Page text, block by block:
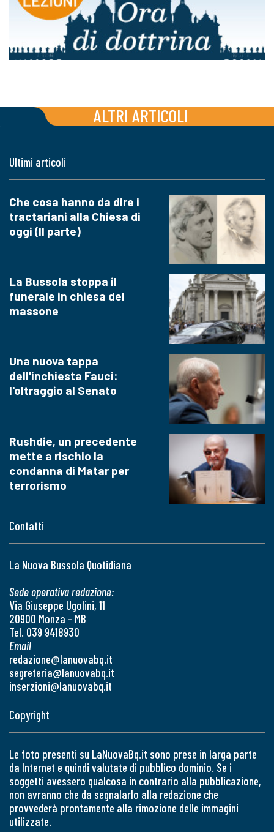
ALTRI ARTICOLI
Contatti
La Nuova Bussola Quotidiana
Sede operativa redazione:
Via Giuseppe Ugolini, 11
20900 Monza - MB
Tel. 039 9418930
Email
redazione@lanuovabq.it
segreteria@lanuovabq.it
inserzioni@lanuovabq.it
Ultimi articoli
Che cosa hanno da dire i
tractariani alla Chiesa di
oggi (II parte)
La Bussola stoppa il
funerale in chiesa del
massone
Una nuova tappa
dell'inchiesta Fauci:
l'oltraggio al Senato
Rushdie, un precedente
mette a rischio la
condanna di Matar per
terrorismo
Copyright
Le foto presenti su LaNuovaBq.it sono prese in larga parte
da Internet e quindi valutate di pubblico dominio. Se i
soggetti avessero qualcosa in contrario alla pubblicazione,
non avranno che da segnalarlo alla redazione che
provvederà prontamente alla rimozione delle immagini
utilizzate.